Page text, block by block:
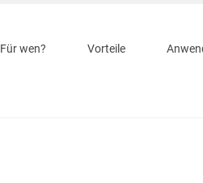
Für wen? Vorteile